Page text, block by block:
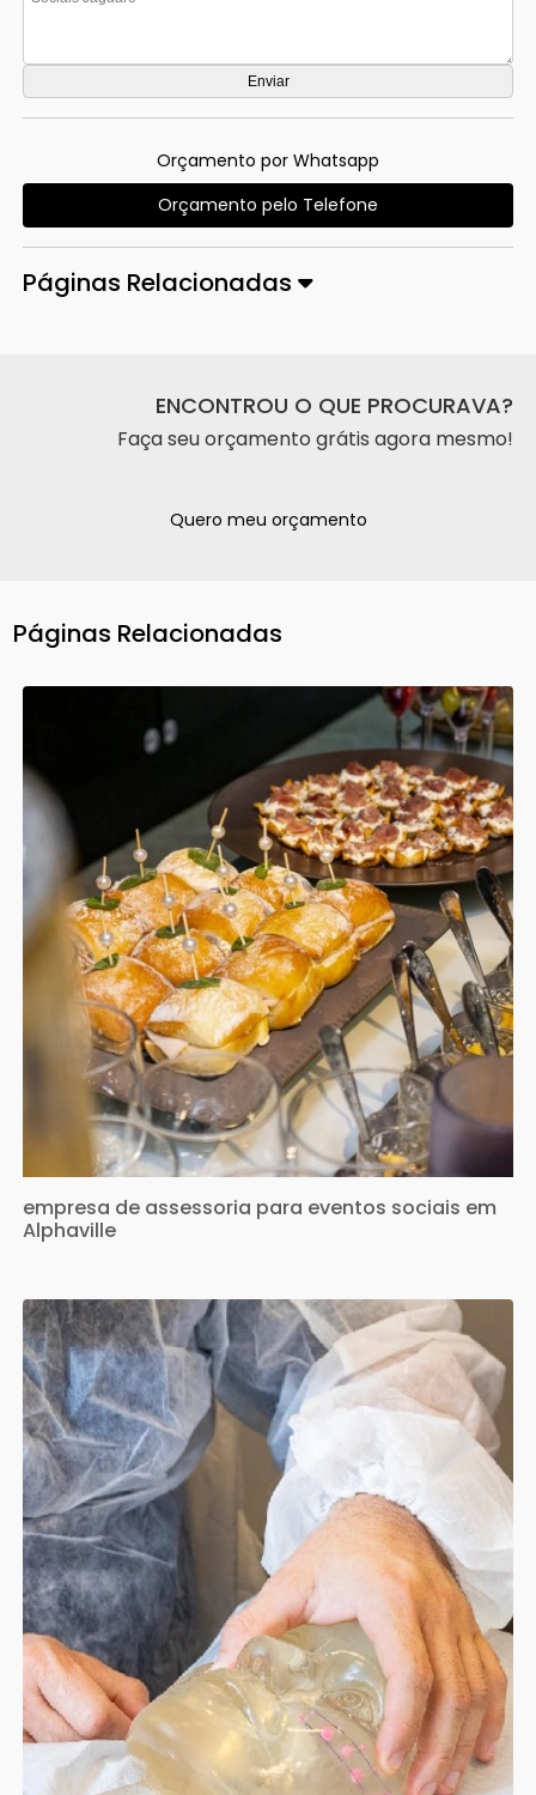
Orçamento por Whatsapp
Orçamento pelo Telefone
Páginas Relacionadas
ENCONTROU O QUE PROCURAVA?
Faça seu orçamento grátis agora mesmo!
Quero meu orçamento
Páginas Relacionadas
empresa de assessoria para eventos sociais em
Alphaville